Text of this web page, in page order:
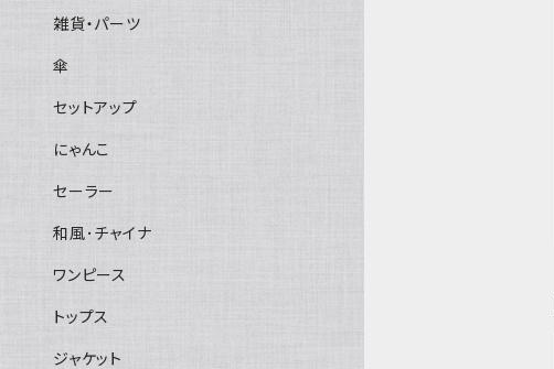
雑貨・パーツ
傘
セットアップ
にゃんこ
セーラー
和風･チャイナ
ワンピース
トップス
ジャケット